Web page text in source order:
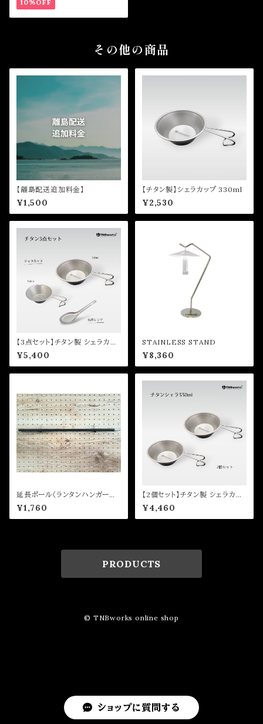
ショップに質問する
10%OFF
その他の商品
【離島配送追加料金】
¥1,500
【チタン製】シェラカップ 330ml
¥2,530
【3点セット】チタン製 シェラカッ
プ330ml ・ 150ml / レンゲ
¥5,400
STAINLESS STAND
¥8,360
延長ポール〈ランタンハンガー黒
鉄〉
¥1,760
【2個セット】チタン製 シェラカッ
プ 330ml
¥4,460
PRODUCTS
© TNBworks online shop